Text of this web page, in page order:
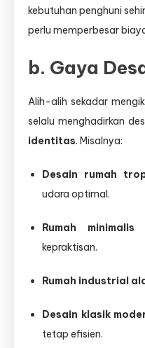
kebutuhan penghuni
perlu memperbesar
b. Gaya
Alih-alih sekadar
selalu menghadirkan
identitas. Misalnya:
Desain rumah
udara optimal.
Rumah minimalis
kepraktisan.
Rumah industrial
Desain klasik
tetap efisien.